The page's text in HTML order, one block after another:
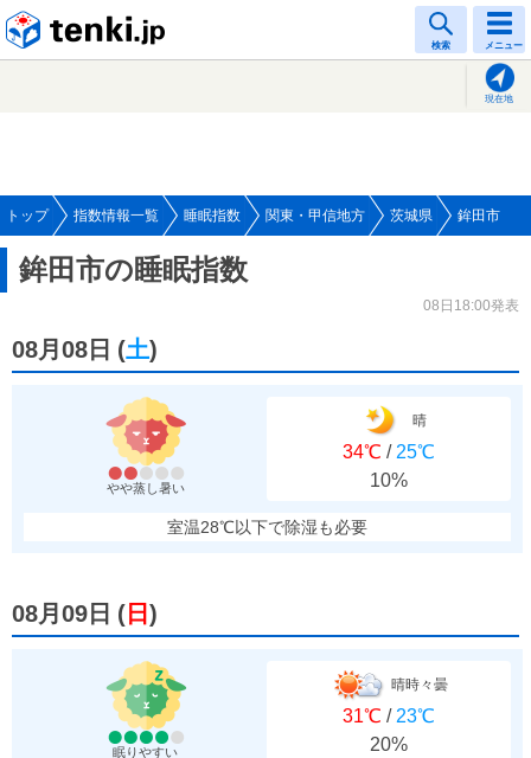
検索 メニュー
現在地
トップ 指数情報一覧 睡眠指数 関東・甲信地方 茨城県 鉾田市
鉾田市の睡眠指数
08日18:00発表
08月08日 (土)
やや蒸し暑い
晴
34℃ / 25℃
10%
室温28℃以下で除湿も必要
08月09日 ( 日 )
眠りやすい
晴時々曇
31℃ / 23℃
20%